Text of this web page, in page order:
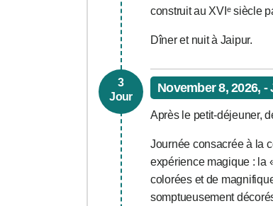
construit au XVIᵉ siècle
Dîner et nuit à Jaipur.
3
Jour
November 8, 2026, -
Après le petit-déjeuner,
Journée consacrée à la
expérience magique : la
colorées et de
somptueusement